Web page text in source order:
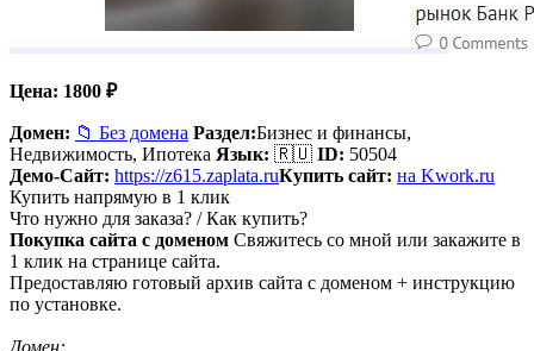
Цена: 1800 ₽
Домен: 📁 Без домена Раздел:Бизнес и финансы,
Недвижимость, Ипотека Язык: 🇷🇺 ID: 50504
Демо-Сайт: https://z615.zaplata.ruКупить сайт: на Kwork.ru
Купить напрямую в 1 клик
Что нужно для заказа? / Как купить?
Покупка сайта с доменом Свяжитесь со мной или закажите в
1 клик на странице сайта.
Предоставляю готовый архив сайта с доменом + инструкцию
по установке.
Домен: